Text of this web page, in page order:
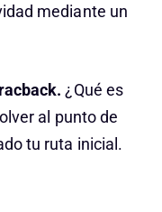
mediante un
¿Qué es
al punto de
tu ruta inicial.